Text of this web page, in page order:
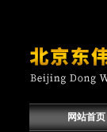
网站首页